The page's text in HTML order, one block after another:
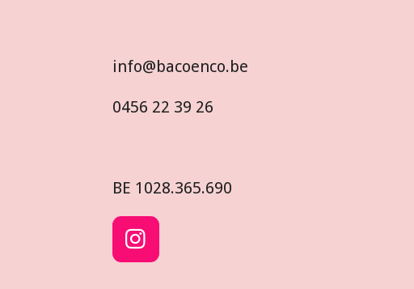
info@bacoenco.be
0456 22 39 26
BE 1028.365.690
I
n